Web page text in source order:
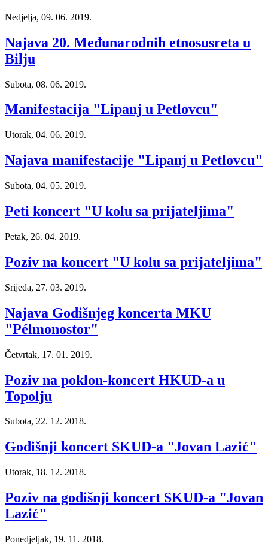
Nedjelja, 09. 06. 2019.
Najava 20. Međunarodnih etnosusreta u
Bilju
Subota, 08. 06. 2019.
Manifestacija "Lipanj u Petlovcu"
Utorak, 04. 06. 2019.
Najava manifestacije "Lipanj u Petlovcu"
Subota, 04. 05. 2019.
Peti koncert "U kolu sa prijateljima"
Petak, 26. 04. 2019.
Poziv na koncert "U kolu sa prijateljima"
Srijeda, 27. 03. 2019.
Najava Godišnjeg koncerta MKU
"Pélmonostor"
Četvrtak, 17. 01. 2019.
Poziv na poklon-koncert HKUD-a u
Topolju
Subota, 22. 12. 2018.
Godišnji koncert SKUD-a "Jovan Lazić"
Utorak, 18. 12. 2018.
Poziv na godišnji koncert SKUD-a "Jovan
Lazić"
Ponedjeljak, 19. 11. 2018.